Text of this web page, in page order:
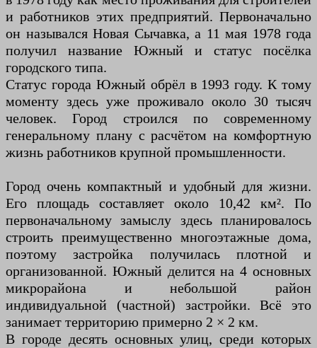
и работников этих предприятий. Первоначально
он назывался Новая Сычавка, а 11 мая 1978 года
получил название Южный и статус посёлка
городского типа.
Статус города Южный обрёл в 1993 году. К тому
моменту здесь уже проживало около 30 тысяч
человек. Город строился по современному
генеральному плану с расчётом на комфортную
жизнь работников крупной промышленности.
Город очень компактный и удобный для жизни.
Его площадь составляет около 10,42 км². По
первоначальному замыслу здесь планировалось
строить преимущественно многоэтажные дома,
поэтому застройка получилась плотной и
организованной. Южный делится на 4 основных
микрорайона и небольшой район
индивидуальной (частной) застройки. Всё это
занимает территорию примерно 2 × 2 км.
В городе десять основных улиц, среди которых